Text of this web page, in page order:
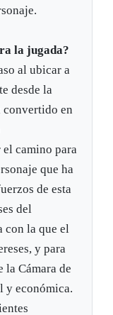
la jugada?
al ubicar a
desde la
convertido en
camino para
que ha
de esta
del
con la que el
y para
la Cámara de
y económica.